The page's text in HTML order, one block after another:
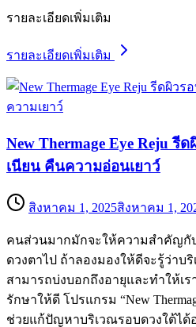
รายละเอียดเพิ่มเติม
รายละเอียดเพิ่มเติม
New Thermage Eye Reju รี
เนียน คืนความอ่อนเยาว์
สิงหาคม 1, 2025สิงหาคม 1,
คนส่วนมากมักจะให้ความสำคัญกั
ดวงตาไป ถ้าลองมองให้ดีจะรู้ว่าบ
สามารถบ่งบอกถึงอายุและทำให้เ
รักษาให้ดี โปรแกรม “New
ช่วยแก้ปัญหาบริเวณรอบดวงใต้ได้